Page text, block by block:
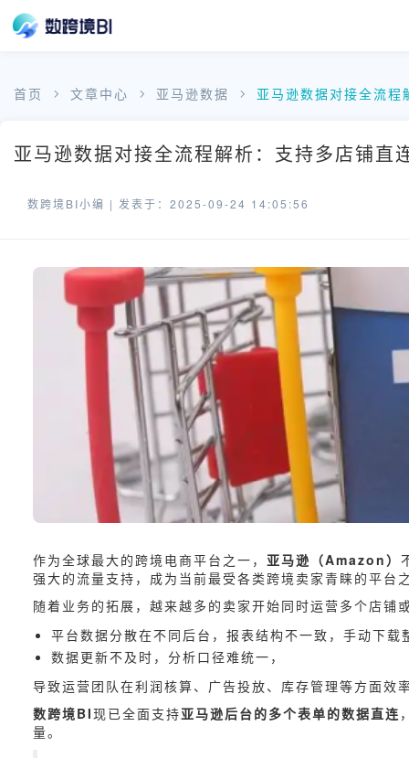
首页 文章中心 亚马逊数据 亚马逊数据对接全流
亚马逊数据对接全流程解析：支持多店铺
数跨境BI小编 | 发表于：2025-09-24 14:05:56
作为全球最大的跨境电商平台之一， 亚马逊（Amazon）
强大的流量支持，成为当前最受各类跨境卖家青睐的平
随着业务的拓展，越来越多的卖家开始同时运营多个店
平台数据分散在不同后台，报表结构不一致，手动下载
数据更新不及时，分析口径难统一，
导致运营团队在利润核算、广告投放、库存管理等方面效
数跨境BI现已全面支持亚马逊后台的多个表单的数据直连
量。